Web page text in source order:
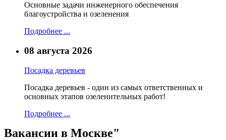
Основные задачи инженерного обеспечения
благоустройства и озеленения
Подробнее ...
08 августа 2026
Посадка деревьев
Посадка деревьев - один из самых ответственных и
основных этапов озеленительных работ!
Подробнее ...
Вакансии в Москве"